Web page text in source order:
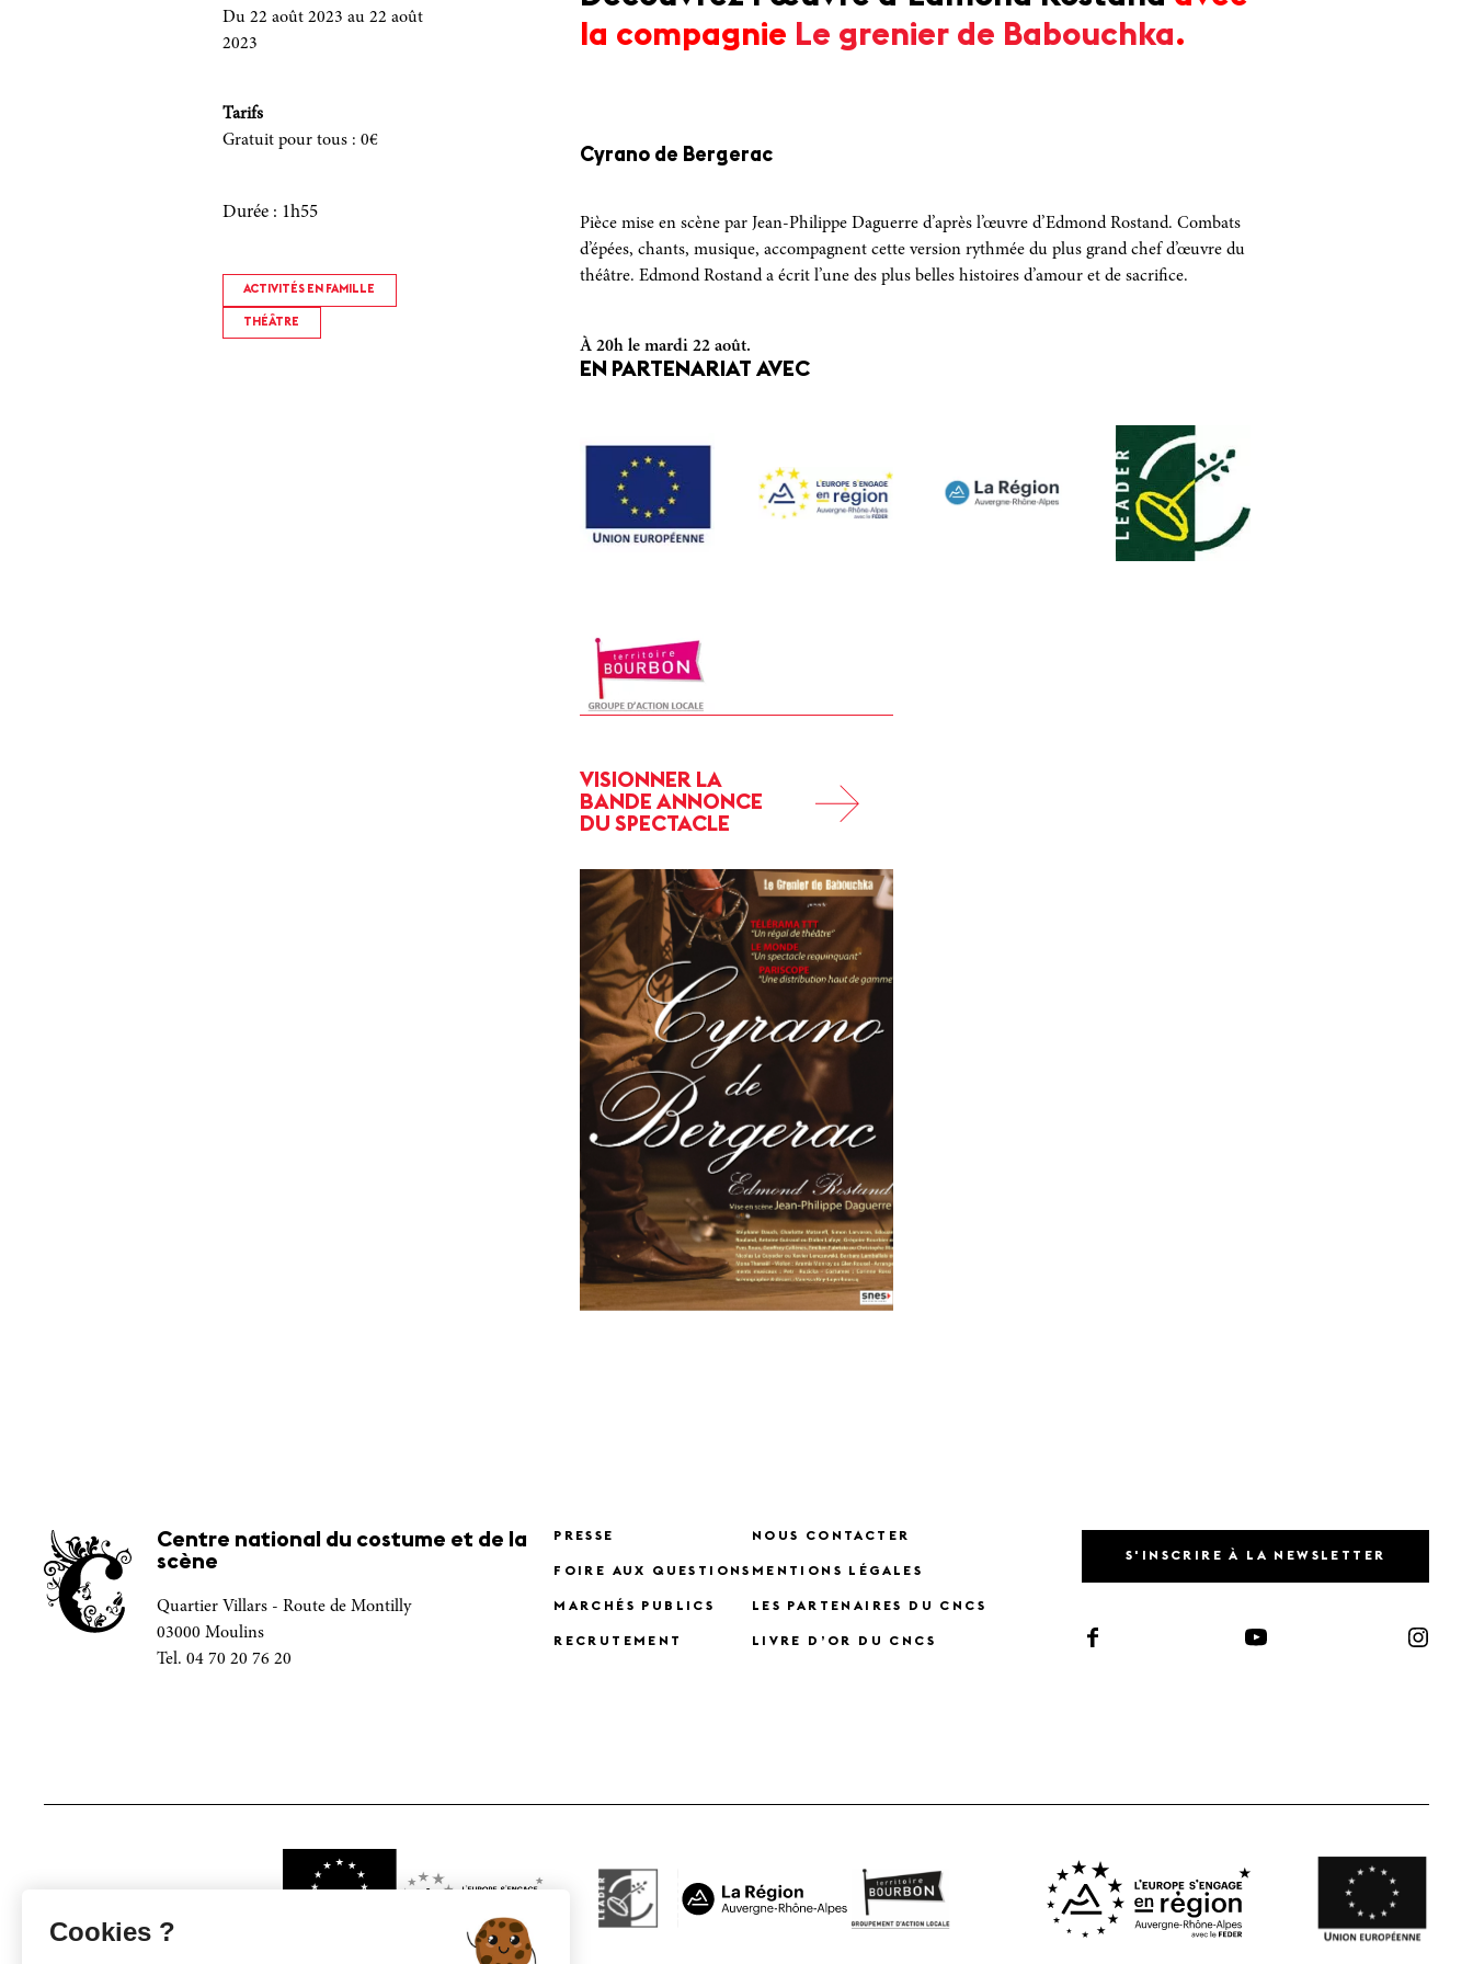
Du 22 août 2023 au 22 août
2023
Tarifs
Gratuit pour tous : 0€
Durée : 1h55
ACTIVITÉS EN FAMILLE
THÉÂTRE
la compagnie Le grenier de Babouchka.
Cyrano de Bergerac
Pièce mise en scène par Jean-Philippe Daguerre d’après l’œuvre d’Edmond Rostand. Combats
d’épées, chants, musique, accompagnent cette version rythmée du plus grand chef d’œuvre du
théâtre. Edmond Rostand a écrit l’une des plus belles histoires d’amour et de sacrifice.
À 20h le mardi 22 août.
EN PARTENARIAT AVEC
VISIONNER LA
BANDE ANNONCE
DU SPECTACLE
Centre national du costume et de la
scène
Quartier Villars - Route de Montilly
03000 Moulins
Tel. 04 70 20 76 20
PRESSE
FOIRE AUX QUESTIONS
MARCHÉS PUBLICS
RECRUTEMENT
NOUS CONTACTER
MENTIONS LÉGALES
LES PARTENAIRES DU CNCS
LIVRE D’OR DU CNCS
S'INSCRIRE À LA NEWSLETTER
Cookies ?